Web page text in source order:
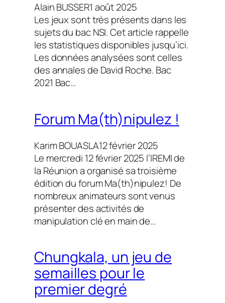
Alain BUSSER1 août 2025
Les jeux sont très présents dans les
sujets du bac NSI. Cet article rappelle
les statistiques disponibles jusqu’ici.
Les données analysées sont celles
des annales de David Roche. Bac
2021 Bac…
Forum Ma(th)nipulez !
Karim BOUASLA12 février 2025
Le mercredi 12 février 2025 l’IREMI de
la Réunion a organisé sa troisième
édition du forum Ma(th)nipulez! De
nombreux animateurs sont venus
présenter des activités de
manipulation clé en main de…
Chungkala, un jeu de
semailles pour le
premier degré